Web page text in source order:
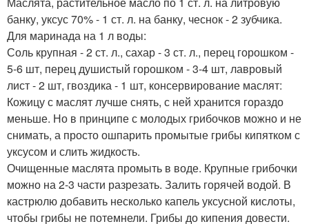
банку, уксус 70% - 1 ст. л. на банку, чеснок - 2 зубчика.
Для маринада на 1 л воды:
Соль крупная - 2 ст. л., сахар - 3 ст. л., перец горошком -
5-6 шт, перец душистый горошком - 3-4 шт, лавровый
лист - 2 шт, гвоздика - 1 шт, консервирование маслят:
Кожицу с маслят лучше снять, с ней хранится гораздо
меньше. Но в принципе с молодых грибочков можно и не
снимать, а просто ошпарить промытые грибы кипятком с
уксусом и слить жидкость.
Очищенные маслята промыть в воде. Крупные грибочки
можно на 2-3 части разрезать. Залить горячей водой. В
кастрюлю добавить несколько капель уксусной кислоты,
чтобы грибы не потемнели. Грибы до кипения довести.